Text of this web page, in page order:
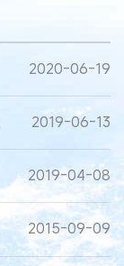
2020-06-19
2019-06-13
2019-04-08
2015-09-09